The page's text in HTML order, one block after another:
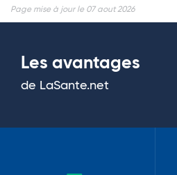
Page mise à jour le 07 aout 2026
Les avantages
de LaSante.net